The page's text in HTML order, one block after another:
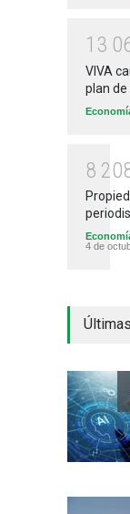
1 3 0
VIVA
plan
8 20
4 de